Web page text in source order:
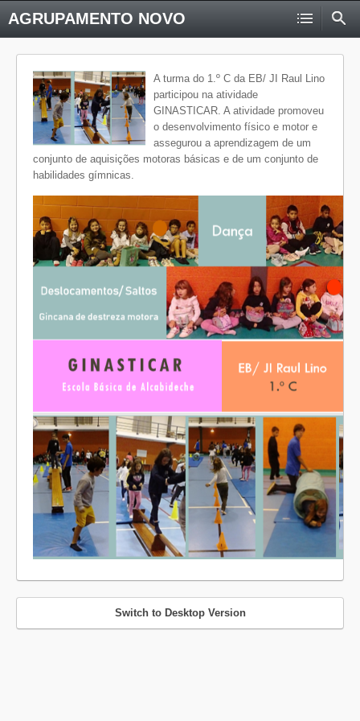
AGRUPAMENTO NOVO
A turma do 1.º C da EB/ JI Raul Lino
participou na atividade
GINASTICAR. A atividade promoveu
o desenvolvimento físico e motor e
assegurou a aprendizagem de um
conjunto de aquisições motoras básicas e de um conjunto de
habilidades gímnicas.
Switch to Desktop Version